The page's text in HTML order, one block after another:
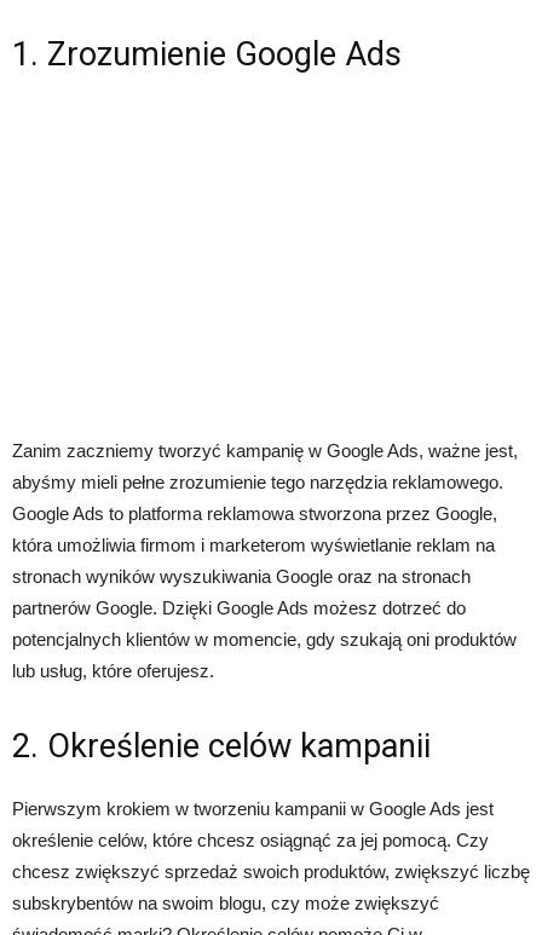
1. Zrozumienie Google Ads
Zanim zaczniemy tworzyć kampanię w Google Ads, ważne jest,
abyśmy mieli pełne zrozumienie tego narzędzia reklamowego.
Google Ads to platforma reklamowa stworzona przez Google,
która umożliwia firmom i marketerom wyświetlanie reklam na
stronach wyników wyszukiwania Google oraz na stronach
partnerów Google. Dzięki Google Ads możesz dotrzeć do
potencjalnych klientów w momencie, gdy szukają oni produktów
lub usług, które oferujesz.
2. Określenie celów kampanii
Pierwszym krokiem w tworzeniu kampanii w Google Ads jest
określenie celów, które chcesz osiągnąć za jej pomocą. Czy
chcesz zwiększyć sprzedaż swoich produktów, zwiększyć liczbę
subskrybentów na swoim blogu, czy może zwiększyć